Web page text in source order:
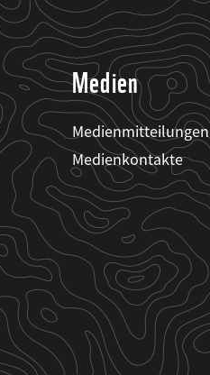
Medien
Medienmitteilungen
Medienkontakte